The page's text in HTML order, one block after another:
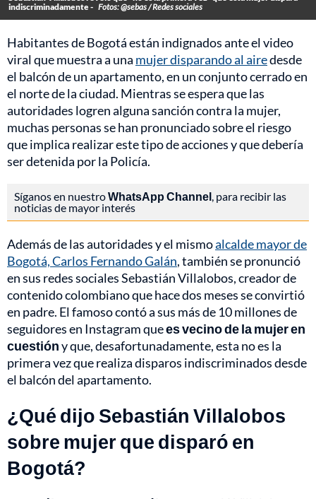
indiscriminadamente - Fotos: @sebas / Redes sociales
Habitantes de Bogotá están indignados ante el video
viral que muestra a una mujer disparando al airedesde
el balcón de un apartamento, en un conjunto cerrado en
el norte de la ciudad. Mientras se espera que las
autoridades logren alguna sanción contra la mujer,
muchas personas se han pronunciado sobre el riesgo
que implica realizar este tipo de acciones y que debería
ser detenida por la Policía.
Síganos en nuestroWhatsApp Channel, para recibir las
noticias de mayor interés
Además de las autoridades y el mismoalcalde mayor de
Bogotá, Carlos Fernando Galán, también se pronunció
en sus redes sociales Sebastián Villalobos, creador de
contenido colombiano que hace dos meses se convirtió
en padre. El famoso contó a sus más de 10 millones de
seguidores en Instagram quees vecino de la mujer en
cuestióny que, desafortunadamente, esta no es la
primera vez que realiza disparos indiscriminados desde
el balcón del apartamento.
¿Qué dijo Sebastián Villalobos
sobre mujer que disparó en
Bogotá?